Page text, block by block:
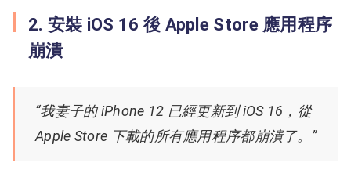
2. 安裝 iOS 16 後 Apple Store 應用程序
崩潰
“我妻子的 iPhone 12 已經更新到 iOS 16，從
Apple Store 下載的所有應用程序都崩潰了。”